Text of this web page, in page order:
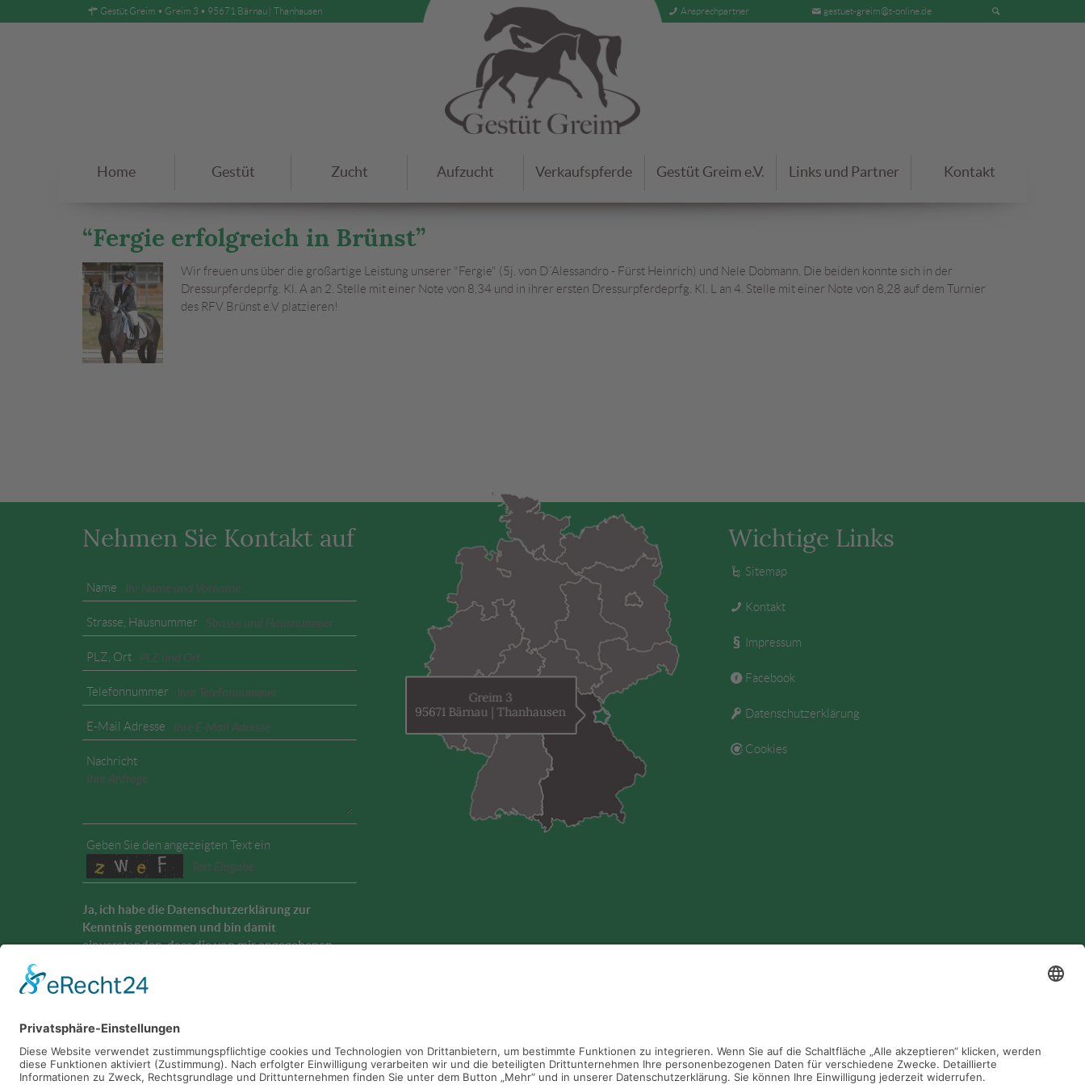
Gestüt Greim • Greim 3 • 95671 Bärnau | Thanhausen Ansprechpartner gestuet-greim@t-online.de
Home Gestüt Zucht Aufzucht Verkaufspferde Gestüt Greim e.V. Links und Partner Kontakt
“Fergie erfolgreich in Brünst”
Wir freuen uns über die großartige Leistung unserer "Fergie" (5j. von D´Alessandro - Fürst Heinrich) und Nele Dobmann. Die beiden konnte sich in der
Dressurpferdeprfg. Kl. A an 2. Stelle mit einer Note von 8,34 und in ihrer ersten Dressurpferdeprfg. Kl. L an 4. Stelle mit einer Note von 8,28 auf dem Turnier
des RFV Brünst e.V platzieren!
Nehmen Sie Kontakt auf
Name
Strasse, Hausnummer
PLZ, Ort
Telefonnummer
E-Mail Adresse
Nachricht
Geben Sie den angezeigten Text ein
Ja, ich habe die Datenschutzerklärung zur
Kenntnis genommen und bin damit
einverstanden, dass die von mir angegebenen
werden. Meine Daten werden dabei nur streng
zweckgebunden zur Bearbeitung und
Bestätigung Datenschutzhinweis
Wichtige Links
Sitemap
Kontakt
Impressum
Facebook
Datenschutzerklärung
Cookies